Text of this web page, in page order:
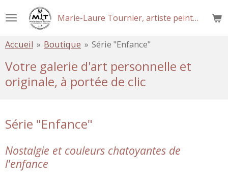
Passer
au
principal
Marie-Laure Tournier, artiste peintre
Accueil » Boutique » Série "Enfance"
Votre galerie d'art personnelle et
originale, à portée de clic
Série "Enfance"
Nostalgie et couleurs chatoyantes de
l'enfance